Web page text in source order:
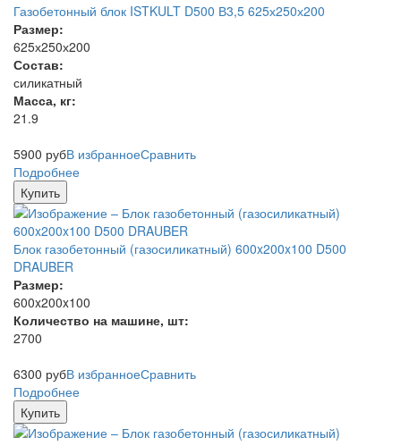
Газобетонный блок ISTKULT D500 В3,5 625х250х200
Размер:
625х250х200
Состав:
силикатный
Масса, кг:
21.9
5900 рубВ избранноеСравнить
Подробнее
Купить
Блок газобетонный (газосиликатный) 600x200x100 D500
DRAUBER
Размер:
600x200x100
Количество на машине, шт:
2700
6300 рубВ избранноеСравнить
Подробнее
Купить